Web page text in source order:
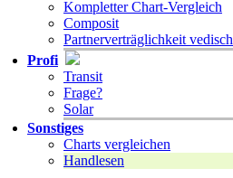
Kompletter Chart-Vergleich
Composit
Partnerverträglichkeit vedisch
Profi
Transit
Frage?
Solar
Sonstiges
Charts vergleichen
Handlesen